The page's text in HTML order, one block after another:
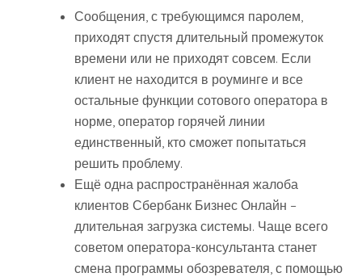
Сообщения, с требующимся паролем,
приходят спустя длительный промежуток
времени или не приходят совсем. Если
клиент не находится в роуминге и все
остальные функции сотового оператора в
норме, оператор горячей линии
единственный, кто сможет попытаться
решить проблему.
Ещё одна распространённая жалоба
клиентов Сбербанк Бизнес Онлайн –
длительная загрузка системы. Чаще всего
советом оператора-консультанта станет
смена программы обозревателя, с помощью